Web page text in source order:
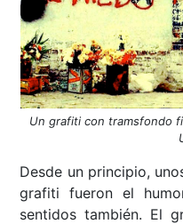
Un grafiti con tramsfondo
Desde un principio,
grafiti fueron el
sentidos también. El